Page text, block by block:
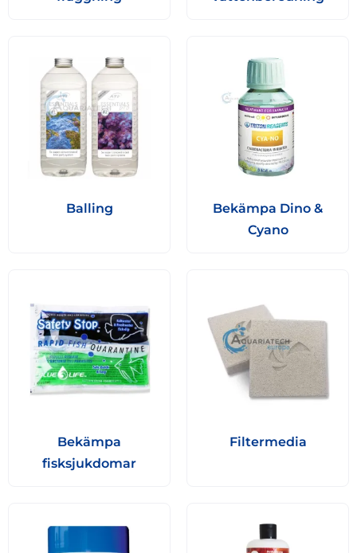
Balling
Bekämpa Dino &
Cyano
Bekämpa
fisksjukdomar
Filtermedia